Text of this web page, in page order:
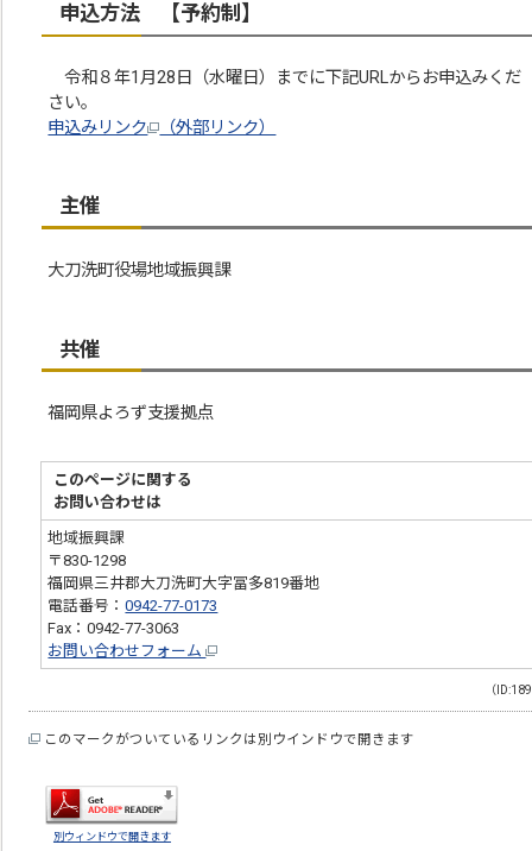
申込方法 【予約制】
令和８年1月28日（水曜日）までに下記URLからお申込みくだ
さい。
申込みリンク
（外部リンク）
主催
大刀洗町役場地域振興課
共催
福岡県よろず支援拠点
このページに関する
お問い合わせは
地域振興課
〒830-1298
福岡県三井郡大刀洗町大字冨多819番地
電話番号：0942-77-0173
Fax：0942-77-3063
お問い合わせフォーム
（
このマークがついているリンクは別ウインドウで開きます
別ウィンドウで開きます